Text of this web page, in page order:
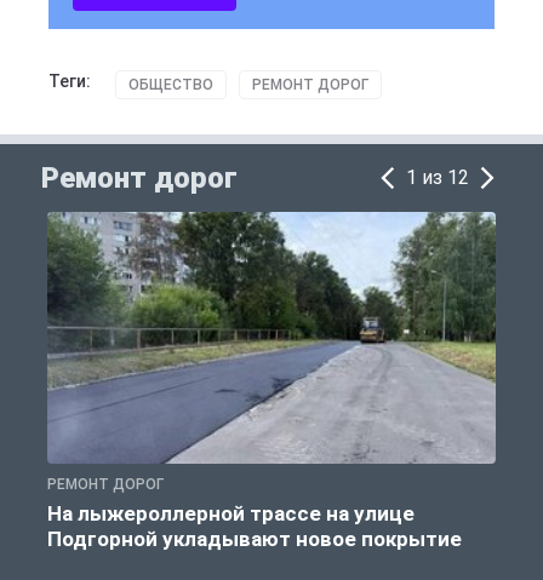
Теги: ОБЩЕСТВО РЕМОНТ ДОРОГ
Ремонт дорог 1 из 12
РЕМОНТ ДОРОГ
На лыжероллерной трассе на улице
Подгорной укладывают новое покрытие